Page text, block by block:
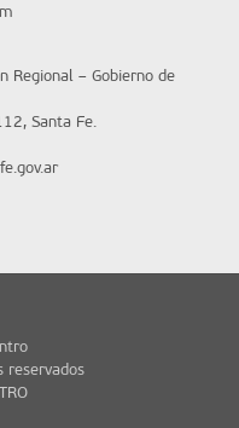
Regional – Gobierno de
Santa Fe.
reservados